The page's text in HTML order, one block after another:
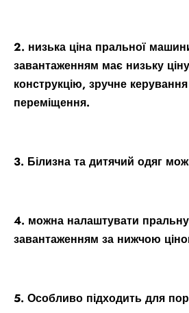
2. низька ціна пральної
завантаженням має низьку
конструкцію, зручне керування
переміщення.
3. Білизна та дитячий одяг
4. можна налаштувати
завантаженням за нижчою
5. Особливо підходить для